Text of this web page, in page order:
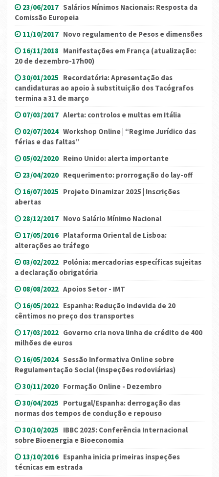
23/06/2017 Salários Mínimos Nacionais: Resposta da
Comissão Europeia
11/10/2017 Novo regulamento de Pesos e dimensões
16/11/2018 Manifestações em França (atualização:
20 de dezembro-17h00)
30/01/2025 Recordatória: Apresentação das
candidaturas ao apoio à substituição dos Tacógrafos
termina a 31 de março
07/03/2017 Alerta: controlos e multas em Itália
02/07/2024 Workshop Online | “Regime Jurídico das
férias e das faltas”
05/02/2020 Reino Unido: alerta importante
23/04/2020 Requerimento: prorrogação do lay-off
16/07/2025 Projeto Dinamizar 2025 | Inscrições
abertas
28/12/2017 Novo Salário Mínimo Nacional
17/05/2016 Plataforma Oriental de Lisboa:
alterações ao tráfego
03/02/2022 Polónia: mercadorias específicas sujeitas
a declaração obrigatória
08/08/2022 Apoios Setor - IMT
16/05/2022 Espanha: Redução indevida de 20
cêntimos no preço dos transportes
17/03/2022 Governo cria nova linha de crédito de 400
milhões de euros
16/05/2024 Sessão Informativa Online sobre
Regulamentação Social (inspeções rodoviárias)
30/11/2020 Formação Online - Dezembro
30/04/2025 Portugal/Espanha: derrogação das
normas dos tempos de condução e repouso
30/10/2025 IBBC 2025: Conferência Internacional
sobre Bioenergia e Bioeconomia
13/10/2016 Espanha inicia primeiras inspeções
técnicas em estrada